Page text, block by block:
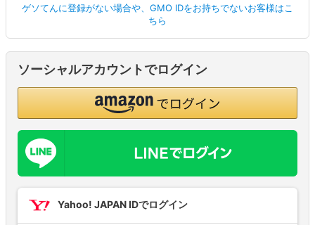
ゲソてんに登録がない場合や、GMO IDをお持ちでないお客様はこ
ちら
ソーシャルアカウントでログイン
Yahoo! JAPAN IDでログイン